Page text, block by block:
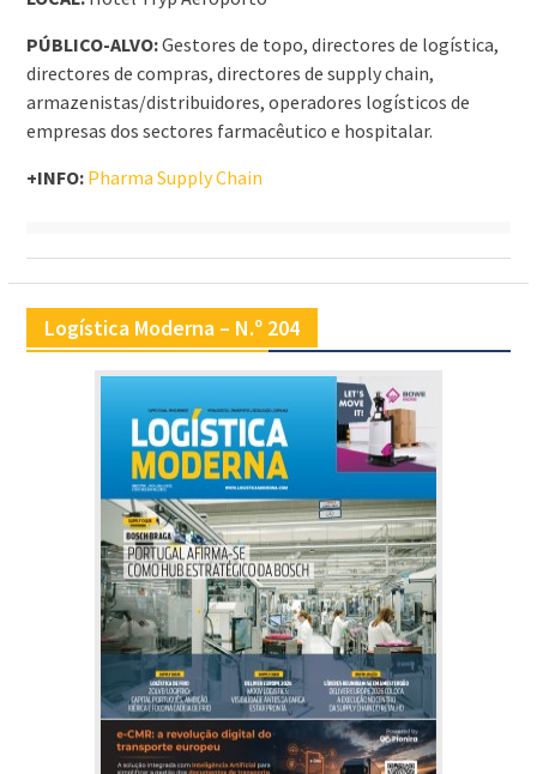
PÚBLICO-ALVO:Gestores de topo, directores de logística,
directores de compras, directores de supply chain,
armazenistas/distribuidores, operadores logísticos de
empresas dos sectores farmacêutico e hospitalar.
+INFO: Pharma Supply Chain
Logística Moderna – N.º 204